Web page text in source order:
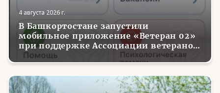
4 августа 2026 г.
В Башкортостане запустили
мобильное приложение «Ветеран 02»
при поддержке Ассоциации ветеранов
СВО